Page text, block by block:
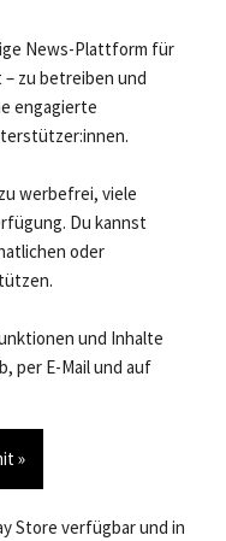
News-Plattform für
zu betreiben und
engagierte
werbefrei, viele
Du kannst
oder
und Inhalte
per E-Mail und auf
»
Store verfügbar und in